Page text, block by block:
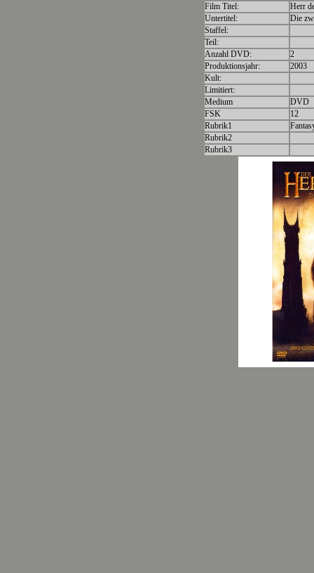
Film Titel:
Herr
Untertitel:
Die
Staffel:
Teil:
Anzahl DVD:
2
Produktionsjahr:
2003
Kult:
Limitiert:
Medium
DVD
FSK
12
Rubrik1
Rubrik2
Rubrik3